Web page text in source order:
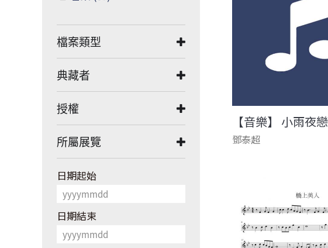
【音樂】 小雨夜戀
鄧泰超
檔案類型
典藏者
授權
所屬展覽
日期起始
日期結束